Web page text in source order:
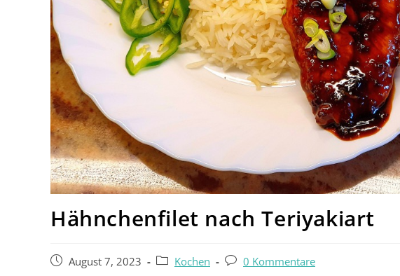
Hähnchenfilet nach Teriyakiart
August 7, 2023 Kochen 0 Kommentare